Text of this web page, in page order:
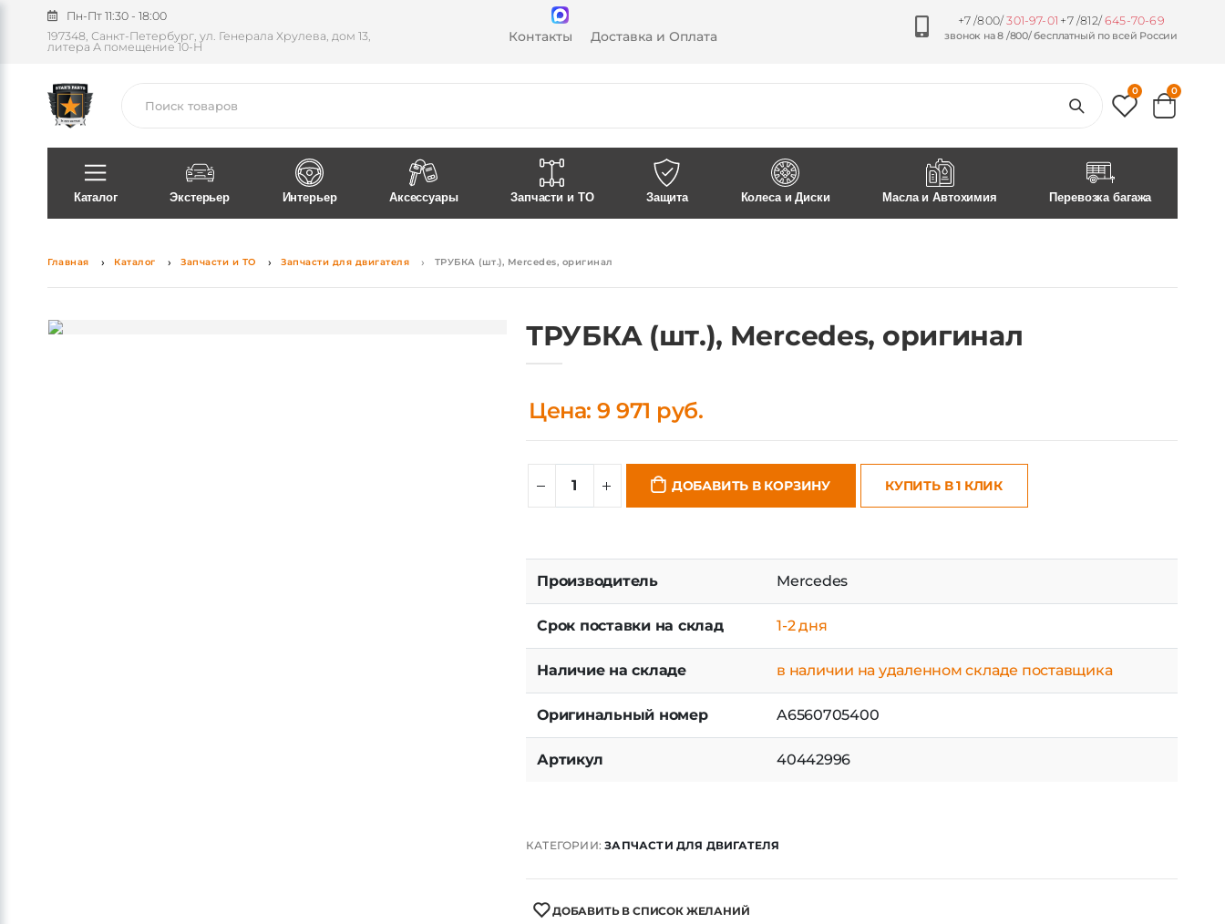
+7 /800/301-97-01 +7 /812/645-70-69
звонок на 8 /800/ бесплатный по всей России
Пн-Пт 11:30 - 18:00
197348, Санкт-Петербург, ул. Генерала Хрулева, дом 13,
литера А помещение 10-Н
Контакты Доставка и Оплата
0 0
Каталог Экстерьер Интерьер Аксессуары Запчасти и ТО Защита Колеса и Диски Масла и Автохимия Перевозка багажа
Главная Каталог Запчасти и ТО Запчасти для двигателя ТРУБКА (шт.), Mercedes, оригинал
ТРУБКА (шт.), Mercedes, оригинал
Цена: 9 971 руб.
ДОБАВИТЬ В КОРЗИНУ КУПИТЬ В 1 КЛИК
Производитель Mercedes
Срок поставки на склад 1-2 дня
Наличие на складе в наличии на удаленном складе поставщика
Оригинальный номер A6560705400
Артикул 40442996
КАТЕГОРИИ:ЗАПЧАСТИ ДЛЯ ДВИГАТЕЛЯ
ДОБАВИТЬ В СПИСОК ЖЕЛАНИЙ